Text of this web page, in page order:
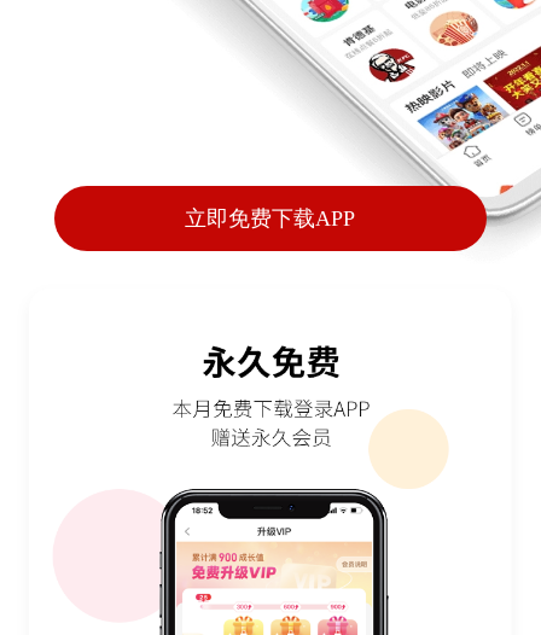
立即免费下载APP